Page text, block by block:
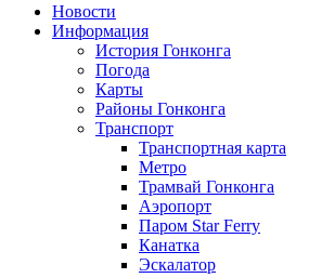
Новости
Информация
История Гонконга
Погода
Карты
Районы Гонконга
Транспорт
Транспортная карта
Метро
Трамвай Гонконга
Аэропорт
Паром Star Ferry
Канатка
Эскалатор